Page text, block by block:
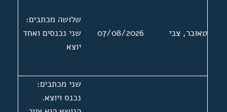
והעיתונאים
ביידיש בצרפת.
ארבעה מכתבים.
תמונה, צילום של
כריכה ותוכן
העניינים של
טאובר, צבי 07/08/2026
שלושה מכתבים:
שני נכנסים ואחד
יוצא
שני מכתבים:
נכנס ויוצא.